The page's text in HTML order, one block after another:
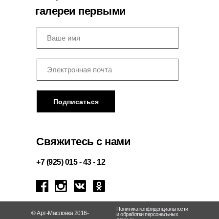
©Арт-Масловка 2016-
Политика конфиденциальности
и обработки персональных
Подписаться
галереи первыми
Свяжитесь с нами
+7 (925) 015 - 43 - 12